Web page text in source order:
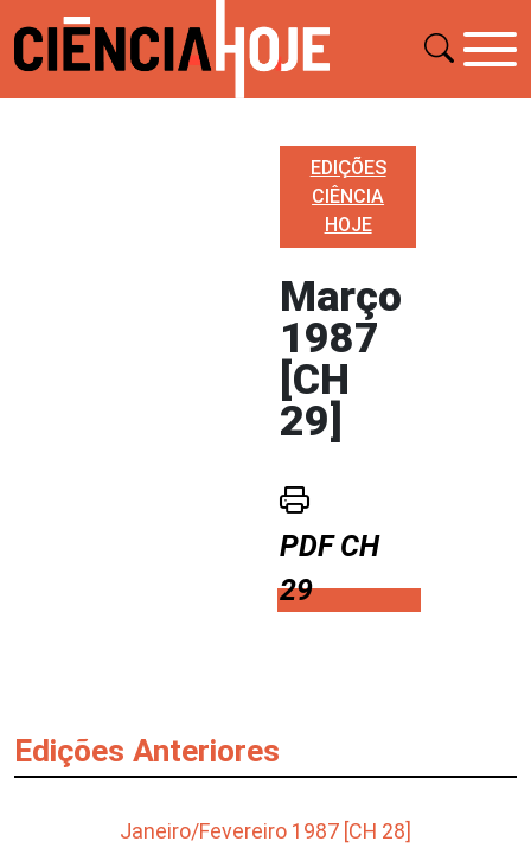
EDIÇÕES
CIÊNCIA
HOJE
Março
1987
[CH
29]
PDF CH
29
Edições Anteriores
Janeiro/Fevereiro 1987 [CH 28]